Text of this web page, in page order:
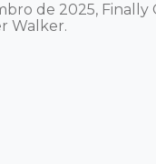
de 2025,
Walker.